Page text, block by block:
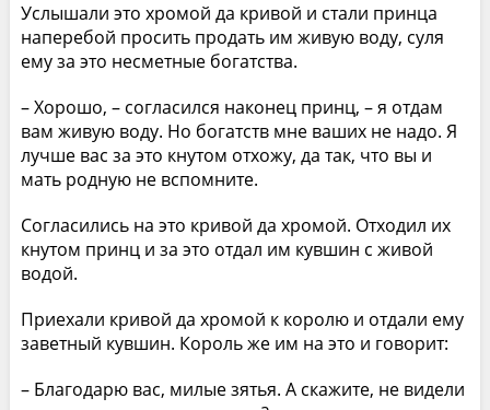
Услышали это хромой да кривой и стали принца
наперебой просить продать им живую воду, суля
ему за это несметные богатства.
– Хорошо, – согласился наконец принц, – я отдам
вам живую воду. Но богатств мне ваших не надо. Я
лучше вас за это кнутом отхожу, да так, что вы и
мать родную не вспомните.
Согласились на это кривой да хромой. Отходил их
кнутом принц и за это отдал им кувшин с живой
водой.
Приехали кривой да хромой к королю и отдали ему
заветный кувшин. Король же им на это и говорит:
– Благодарю вас, милые зятья. А скажите, не видели